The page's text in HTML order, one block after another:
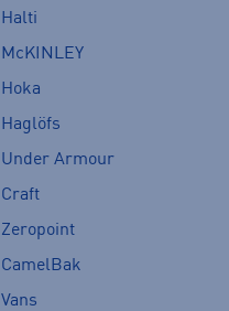
Halti
McKINLEY
Hoka
Haglöfs
Under Armour
Craft
Zeropoint
CamelBak
Vans